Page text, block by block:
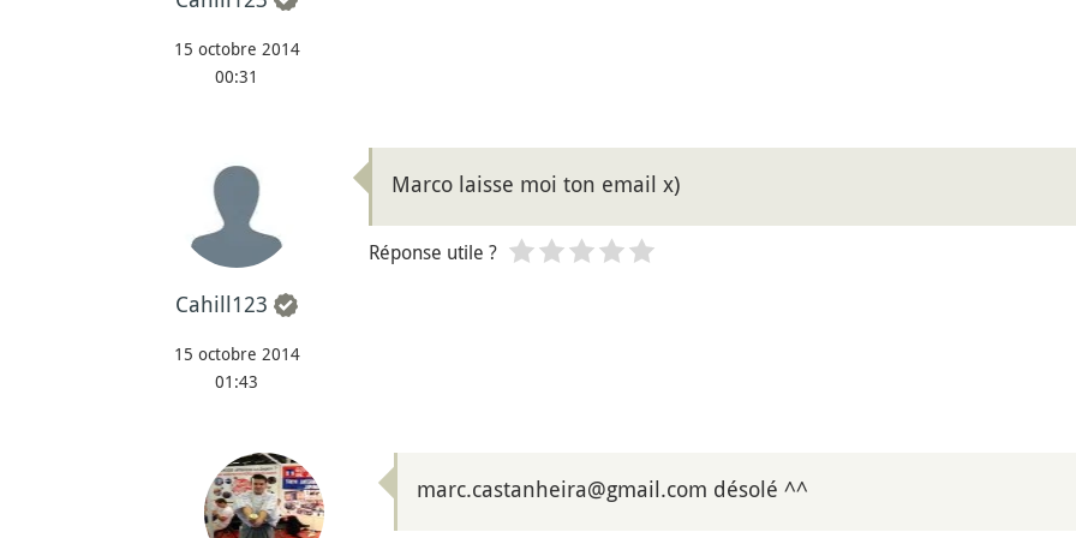
15 octobre 2014
00:31
Cahill123
15 octobre 2014
01:43
Marco laisse moi ton email x)
Réponse utile ?
marc.castanheira@gmail.com désolé ^^